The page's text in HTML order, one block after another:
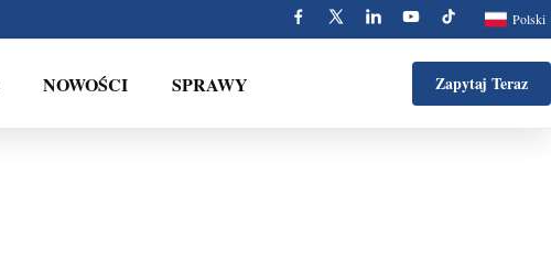
Polski
NOWOŚCI SPRAWY Zapytaj Teraz